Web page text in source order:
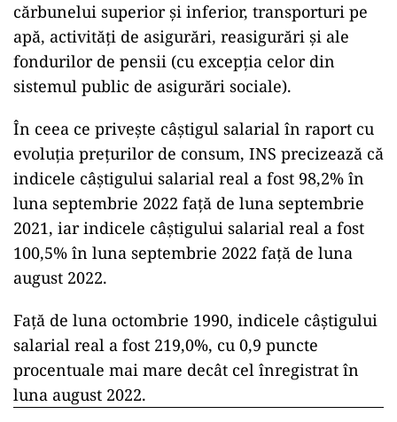
cărbunelui superior şi inferior, transporturi pe
apă, activităţi de asigurări, reasigurări şi ale
fondurilor de pensii (cu excepţia celor din
sistemul public de asigurări sociale).
În ceea ce priveşte câştigul salarial în raport cu
evoluţia preţurilor de consum, INS precizează că
indicele câştigului salarial real a fost 98,2% în
luna septembrie 2022 faţă de luna septembrie
2021, iar indicele câştigului salarial real a fost
100,5% în luna septembrie 2022 faţă de luna
august 2022.
Faţă de luna octombrie 1990, indicele câştigului
salarial real a fost 219,0%, cu 0,9 puncte
procentuale mai mare decât cel înregistrat în
luna august 2022.